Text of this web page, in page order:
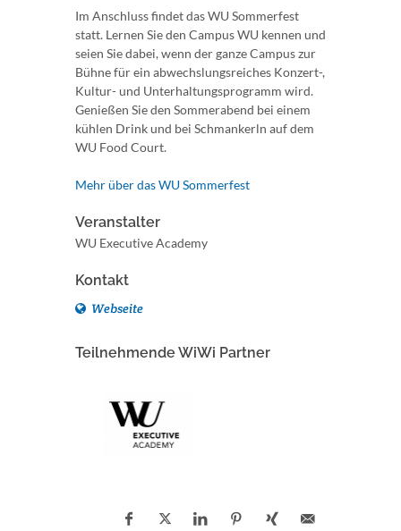
Im Anschluss findet das WU Sommerfest
statt. Lernen Sie den Campus WU kennen und
seien Sie dabei, wenn der ganze Campus zur
Bühne für ein abwechs­­lungs­­­rei­ches Konzert-,
Kultur- und Unter­hal­­tungs­­­pro­gramm wird.
Genießen Sie den Sommer­a­bend bei einem
kühlen Drink und bei Schman­kerln auf dem
WU Food Court.
Mehr über das WU Sommerfest
Veranstalter
WU Executive Academy
Kontakt
Webseite
Teilnehmende WiWi Partner